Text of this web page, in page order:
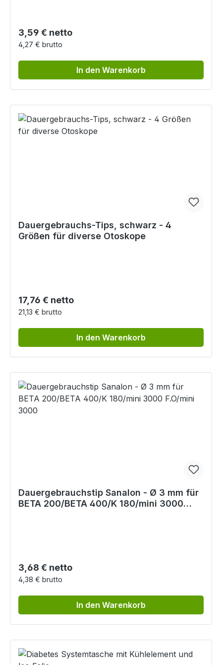
Regulärer Preis:
3,59 € netto
4,27 € brutto
In den Warenkorb
Dauergebrauchs-Tips, schwarz - 4
Größen für diverse Otoskope
Regulärer Preis:
17,76 € netto
21,13 € brutto
In den Warenkorb
Dauergebrauchstip Sanalon - Ø 3 mm für
BETA 200/BETA 400/K 180/mini 3000
Regulärer Preis:
3,68 € netto
4,38 € brutto
In den Warenkorb